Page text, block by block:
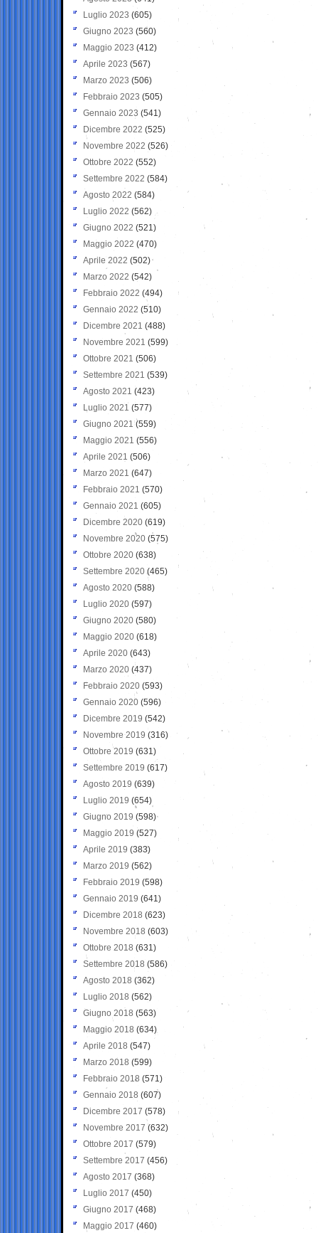
Luglio 2023 (605)
Giugno 2023 (560)
Maggio 2023 (412)
Aprile 2023 (567)
Marzo 2023 (506)
Febbraio 2023 (505)
Gennaio 2023 (541)
Dicembre 2022 (525)
Novembre 2022 (526)
Ottobre 2022 (552)
Settembre 2022 (584)
Agosto 2022 (584)
Luglio 2022 (562)
Giugno 2022 (521)
Maggio 2022 (470)
Aprile 2022 (502)
Marzo 2022 (542)
Febbraio 2022 (494)
Gennaio 2022 (510)
Dicembre 2021 (488)
Novembre 2021 (599)
Ottobre 2021 (506)
Settembre 2021 (539)
Agosto 2021 (423)
Luglio 2021 (577)
Giugno 2021(559)
Maggio 2021 (556)
Aprile 2021 (506)
Marzo 2021 (647)
Febbraio 2021 (570)
Gennaio 2021 (605)
Dicembre 2020 (619)
Novembre 2020 (575)
Ottobre 2020 (638)
Settembre 2020(465)
Agosto 2020 (588)
Luglio 2020 (597)
Giugno 2020 (580)
Maggio 2020 (618)
Aprile 2020 (643)
Marzo 2020 (437)
Febbraio 2020 (593)
Gennaio 2020 (596)
Dicembre 2019 (542)
Novembre 2019 (316)
Ottobre 2019 (631)
Settembre 2019 (617)
Agosto 2019 (639)
Luglio 2019 (654)
Giugno 2019 (598)
Maggio 2019 (527)
Aprile 2019 (383)
Marzo 2019 (562)
Febbraio 2019 (598)
Gennaio 2019 (641)
Dicembre 2018 (623)
Novembre 2018 (603)
Ottobre 2018 (631)
Settembre 2018 (586)
Agosto 2018 (362)
Luglio 2018 (562)
Giugno 2018 (563)
Maggio 2018 (634)
Aprile 2018 (547)
Marzo 2018 (599)
Febbraio 2018 (571)
Gennaio 2018 (607)
Dicembre 2017 (578)
Novembre 2017 (632)
Ottobre 2017 (579)
Settembre 2017 (456)
Agosto 2017 (368)
Luglio 2017 (450)
Giugno 2017 (468)
Maggio 2017 (460)